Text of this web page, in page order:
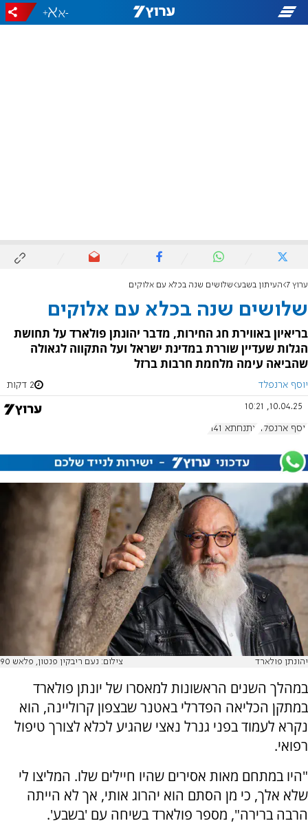
-
+
ערוץ 7 העיתון בשבע שלושים שנה בכלא עם אלוקים
שלושים שנה בכלא עם אלוקים
בריאיון באווירת חג החירות, מדבר יהונתן פולארד על תחושת
הגלות שעדיין שוררת במדינת ישראל ועל התקווה לגאולה
שהביאה עימה מלחמת חרבות ברזל
יוסף ארנפלד 2 דקות
10.04.25, 10:21
יוסף ארנפלד אתנחתא 1141
יהונתן פולארד צילום: נעם ריבקין פנטון, פלאש 90
במהלך השנים הראשונות למאסרו של יונתן פולארד
במתקן הכליאה הפדרלי באטנר שבצפון קרוליינה, הוא
נקרא לעמוד בפני גנרל נאצי שהגיע לכלא לצורך טיפול
רפואי.
"היו במתחם מאות אסירים שהיו חיילים שלו. המליצו לי
שלא אלך, כי מן הסתם הוא יהרוג אותי, אך לא הייתה
הרבה ברירה", מספר פולארד בשיחה עם 'בשבע'.